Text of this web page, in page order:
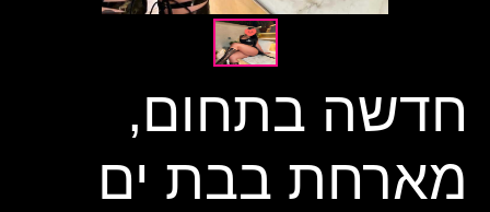
חדשה בתחום,
מארחת בבת ים